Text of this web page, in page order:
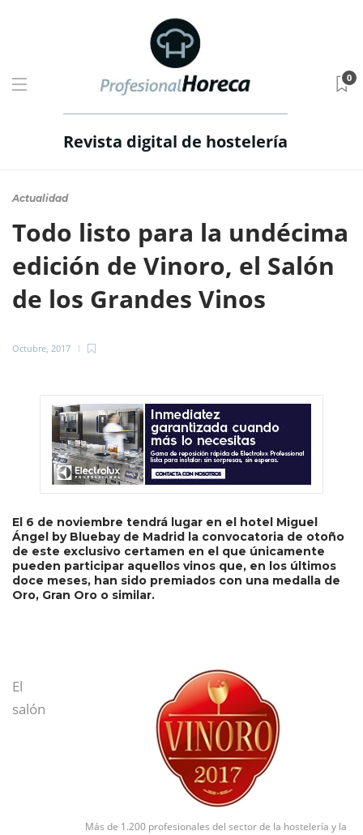
Revista digital de hostelería
0
Actualidad
Todo listo para la undécima
edición de Vinoro, el Salón
de los Grandes Vinos
Octubre, 2017
El 6 de noviembre tendrá lugar en el hotel Miguel
Ángel by Bluebay de Madrid la convocatoria de otoño
de este exclusivo certamen en el que únicamente
pueden participar aquellos vinos que, en los últimos
doce meses, han sido premiados con una medalla de
Oro, Gran Oro o similar.
Más de 1.200 profesionales del sector de la hostelería y la
El
salón